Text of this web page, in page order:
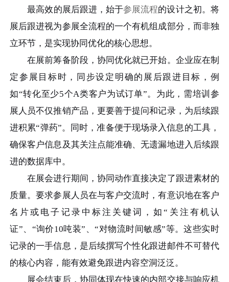
最高效的展后跟进，始于参展流程的设计之初。将
展后跟进视为参展全流程的一个有机组成部分，而非独
立环节，是实现协同优化的核心思想。
在展前筹备阶段，协同优化就已开始。企业应在制
定参展目标时，同步设定明确的展后跟进目标，例
如“转化至少5个A类客户为试订单”。为此，需培训参
展人员不仅推销产品，更要善于提问和记录，为后续跟
进积累“弹药”。同时，准备便于现场录入信息的工具，
确保客户信息及其关注点能准确、无遗漏地进入后续跟
进的数据库中。
在展会进行期间，协同动作直接决定了跟进素材的
质量。要求参展人员在与客户交流时，有意识地在客户
名片或电子记录中标注关键词，如“关注有机认
证”、“询价10吨装”、“对物流时间敏感”等。这些实时
记录的一手信息，是后续撰写个性化跟进邮件不可替代
的核心内容，能有效避免跟进内容空洞泛泛。
展会结束后，协同体现在快速的内部交接与响应机